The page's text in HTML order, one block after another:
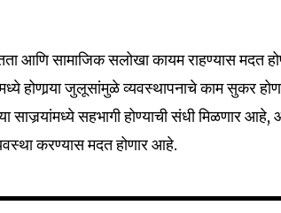
32,111
Followers
आणि सामाजिक सलोखा कायम राहण्यास मदत
होणार्‍या जुलूसांमुळे व्यवस्थापनाचे काम सुकर
साजर्‍यांमध्ये सहभागी होण्याची संधी मिळणार
करण्यास मदत होणार आहे.